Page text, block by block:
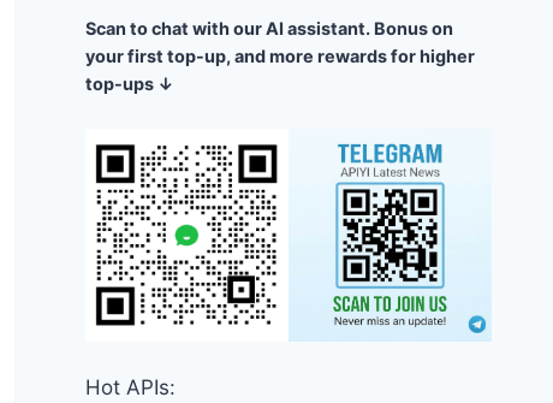
Scan to chat with our AI assistant. Bonus on
your first top-up, and more rewards for higher
top-ups ↓
Hot APIs: